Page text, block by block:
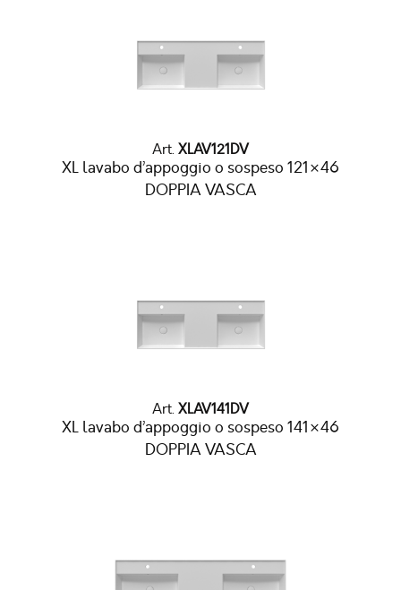
Art. XLAV121DV
XL lavabo d’appoggio o sospeso 121×46
DOPPIA VASCA
Art. XLAV141DV
XL lavabo d’appoggio o sospeso 141×46
DOPPIA VASCA